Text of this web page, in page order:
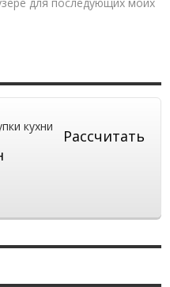
Рассчитать